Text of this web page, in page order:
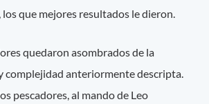
que mejores resultados le dieron.
quedaron asombrados de la
complejidad anteriormente descripta.
pescadores, al mando de Leo